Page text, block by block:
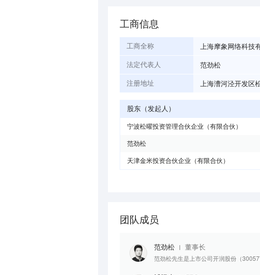
工商信息
工商全称 上海摩象网络科技
法定代表人 范劲松
注册地址 上海漕河泾开发区
股东（发起人）
宁波松曜投资管理合伙企业（有限合伙）
范劲松
天津金米投资合伙企业（有限合伙）
团队成员
范劲松 董事长
范劲松先生是上市公司开润股份（